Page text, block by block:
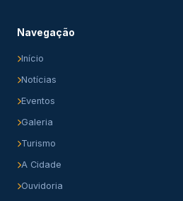
Navegação
Início
Notícias
Eventos
Galeria
Turismo
A Cidade
Ouvidoria